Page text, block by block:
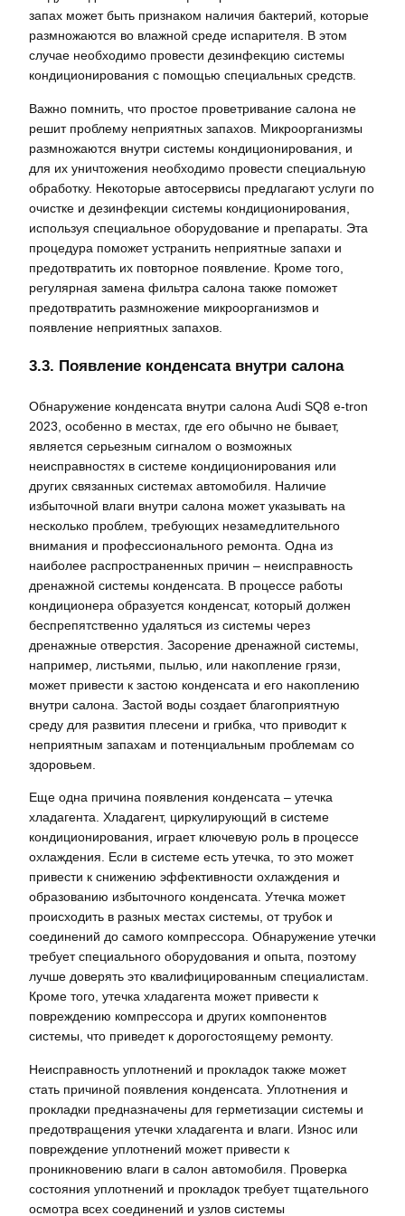
запах может быть признаком наличия бактерий, которые
размножаются во влажной среде испарителя. В этом
случае необходимо провести дезинфекцию системы
кондиционирования с помощью специальных средств.
Важно помнить, что простое проветривание салона не
решит проблему неприятных запахов. Микроорганизмы
размножаются внутри системы кондиционирования, и
для их уничтожения необходимо провести специальную
обработку. Некоторые автосервисы предлагают услуги по
очистке и дезинфекции системы кондиционирования,
используя специальное оборудование и препараты. Эта
процедура поможет устранить неприятные запахи и
предотвратить их повторное появление. Кроме того,
регулярная замена фильтра салона также поможет
предотвратить размножение микроорганизмов и
появление неприятных запахов.
3.3. Появление конденсата внутри салона
Обнаружение конденсата внутри салона Audi SQ8 e-tron
2023, особенно в местах, где его обычно не бывает,
является серьезным сигналом о возможных
неисправностях в системе кондиционирования или
других связанных системах автомобиля. Наличие
избыточной влаги внутри салона может указывать на
несколько проблем, требующих незамедлительного
внимания и профессионального ремонта. Одна из
наиболее распространенных причин – неисправность
дренажной системы конденсата. В процессе работы
кондиционера образуется конденсат, который должен
беспрепятственно удаляться из системы через
дренажные отверстия. Засорение дренажной системы,
например, листьями, пылью, или накопление грязи,
может привести к застою конденсата и его накоплению
внутри салона. Застой воды создает благоприятную
среду для развития плесени и грибка, что приводит к
неприятным запахам и потенциальным проблемам со
здоровьем.
Еще одна причина появления конденсата – утечка
хладагента. Хладагент, циркулирующий в системе
кондиционирования, играет ключевую роль в процессе
охлаждения. Если в системе есть утечка, то это может
привести к снижению эффективности охлаждения и
образованию избыточного конденсата. Утечка может
происходить в разных местах системы, от трубок и
соединений до самого компрессора. Обнаружение утечки
требует специального оборудования и опыта, поэтому
лучше доверять это квалифицированным специалистам.
Кроме того, утечка хладагента может привести к
повреждению компрессора и других компонентов
системы, что приведет к дорогостоящему ремонту.
Неисправность уплотнений и прокладок также может
стать причиной появления конденсата. Уплотнения и
прокладки предназначены для герметизации системы и
предотвращения утечки хладагента и влаги. Износ или
повреждение уплотнений может привести к
проникновению влаги в салон автомобиля. Проверка
состояния уплотнений и прокладок требует тщательного
осмотра всех соединений и узлов системы